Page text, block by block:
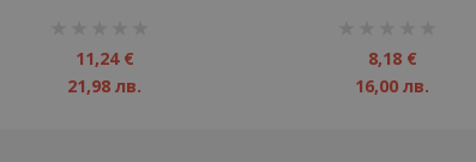
11,24 €
21,98 лв.
8,18 €
16,00 лв.